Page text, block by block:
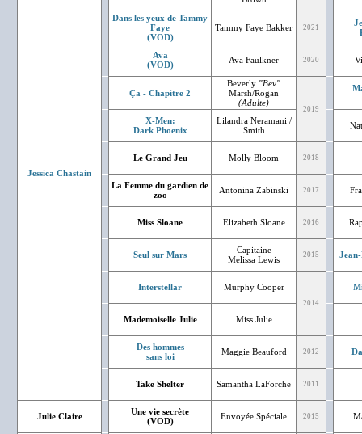
Jessica Chastain
Dans les yeux de Tammy
Faye
(VOD)
Tammy Faye Bakker 2021
Ava
(VOD)
Ava Faulkner 2020
Ça - Chapitre 2
Beverly "Bev"
Marsh/Rogan
(Adulte)
2019
X-Men:
Dark Phoenix
Lilandra Neramani /
Smith
Le Grand Jeu Molly Bloom 2018
La Femme du gardien de
zoo
Antonina Zabinski 2017
Miss Sloane Elizabeth Sloane 2016
Seul sur Mars
Capitaine
Melissa Lewis
2015
Interstellar Murphy Cooper
2014
Mademoiselle Julie Miss Julie
Des hommes
sans loi
Maggie Beauford 2012
Take Shelter Samantha LaForche 2011
Julie Claire
Une vie secrète
(VOD)
Envoyée Spéciale 2015